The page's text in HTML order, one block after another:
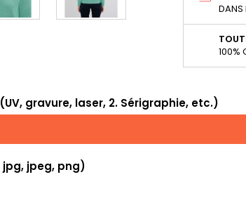
DANS
100%
gravure, laser, 2. Sérigraphie, etc.)
jpeg, png)